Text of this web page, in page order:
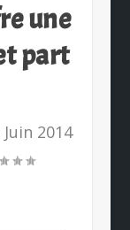
une
part
Juin 2014